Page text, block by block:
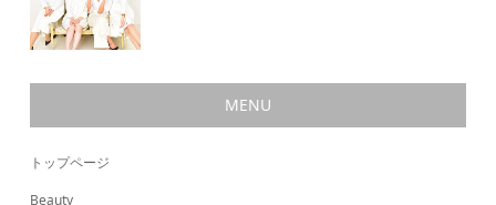
MENU
トップページ
Beauty